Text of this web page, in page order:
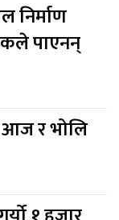
निर्माण
पाएनन्
आज र भोलि